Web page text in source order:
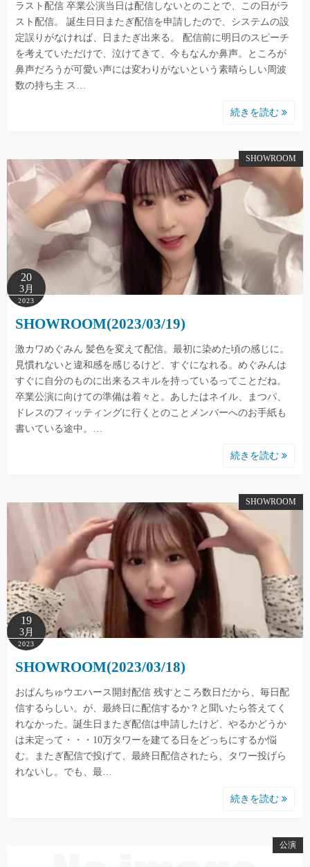
ラスト配信 卒業公演当日は配信しないとのことで、この日がラ
スト配信。 誕生日日またぎ配信を申請したので、システムの設
定誤りがなければ、日またぎ出来る。 配信前に明日のスピーチ
を考えていただけで、泣けてきて、今もなんか鼻声。ところが
鼻声だろうが可愛い声には変わりがないという素晴らしい周波
数の持ち主 ス…
続きを読む
SHOWROOM
20
3月
2023
SHOWROOM(2023/03/19)
激カワめぐみん 髪色を変えて配信。最初に染めた頃の感じに。
見慣れないと違和感を感じるけど、すぐになれる。めぐみんは
すぐに自分のものに出来るスキルを持っているってことだね。
卒業公演に向けての準備は着々と。あしたはネイル、まつパ、
ドレスのフィッティングに行くとのことメンバーへのお手紙も
書いている途中。…
続きを読む
SHOWROOM
19
3月
2023
SHOWROOM(2023/03/18)
おぱんちゅウエハース開封配信 残すところ数日だから、毎日配
信するらしい。が、最終日に配信するか？と聞いたら答えてく
れなかった。誕生日またぎ配信は申請したけど、やるかどうか
は未定って・・・10万タワーを建てる日をどっちにするか悩
む。またぎ配信で投げて、最終日配信されたら、タワー投げら
れないし。でも、最…
続きを読む
公演